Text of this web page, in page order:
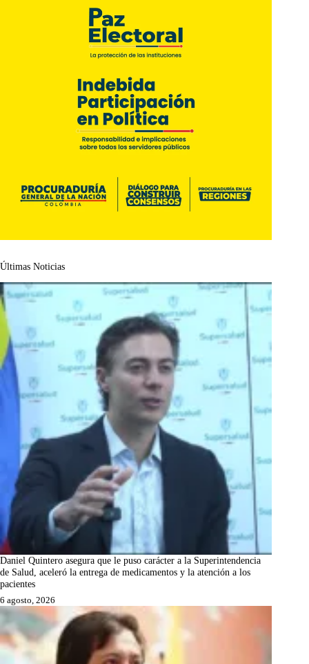
Últimas Noticias
Daniel Quintero asegura que le puso carácter a la Superintendencia
de Salud, aceleró la entrega de medicamentos y la atención a los
pacientes
6 agosto, 2026